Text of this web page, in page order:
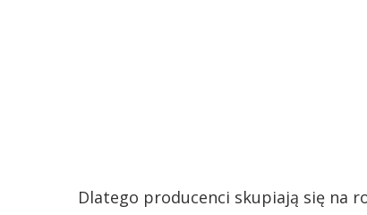
Dlatego producenci skupiają się na